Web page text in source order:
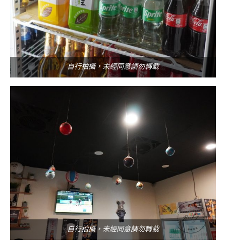
自行拍攝，未經同意請勿轉載
自行拍攝，未經同意請勿轉載